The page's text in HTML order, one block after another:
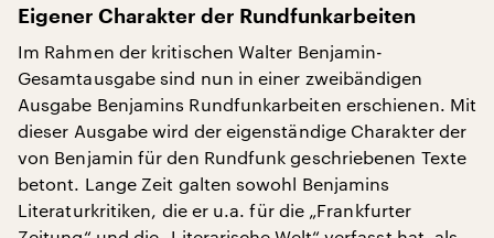
Eigener Charakter der Rundfunkarbeiten
Im Rahmen der kritischen Walter Benjamin-
Gesamtausgabe sind nun in einer zweibändigen
Ausgabe Benjamins Rundfunkarbeiten erschienen. Mit
dieser Ausgabe wird der eigenständige Charakter der
von Benjamin für den Rundfunk geschriebenen Texte
betont. Lange Zeit galten sowohl Benjamins
Literaturkritiken, die er u.a. für die „Frankfurter